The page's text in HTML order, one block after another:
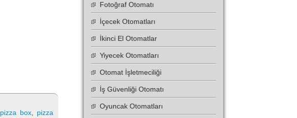
pizza box pizza
Fotoğraf Otomatı
İçecek Otomatları
İkinci El Otomatlar
Yiyecek Otomatları
Otomat İşletmeciliği
İş Güvenliği Otomatı
Oyuncak Otomatları